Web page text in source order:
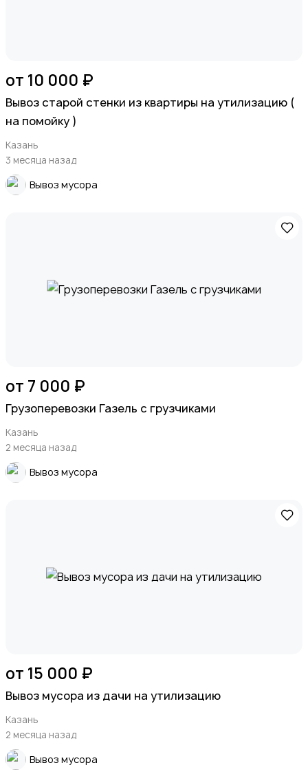
от 10 000 ₽
Вывоз старой стенки из квартиры на утилизацию (
на помойку )
Казань
3 месяца назад
Вывоз мусора
от 7 000 ₽
Грузоперевозки Газель с грузчиками
Казань
2 месяца назад
Вывоз мусора
от 15 000 ₽
Вывоз мусора из дачи на утилизацию
Казань
2 месяца назад
Вывоз мусора